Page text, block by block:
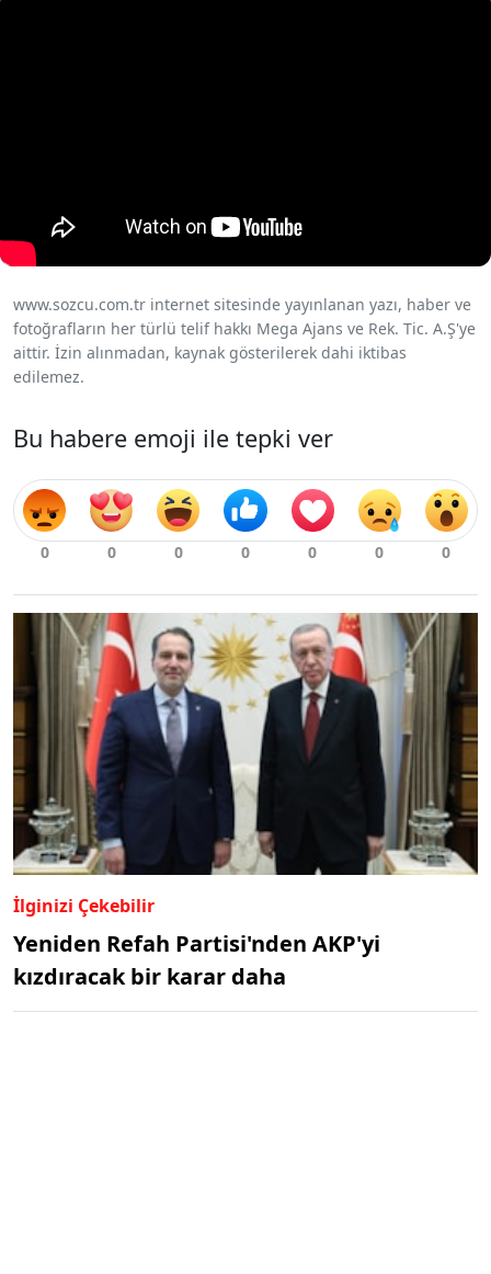
www.sozcu.com.tr internet sitesinde yayınlanan yazı, haber ve
fotoğrafların her türlü telif hakkı Mega Ajans ve Rek. Tic. A.Ş'ye
aittir. İzin alınmadan, kaynak gösterilerek dahi iktibas
edilemez.
Bu habere emoji ile tepki ver
İlginizi Çekebilir
Yeniden Refah Partisi'nden AKP'yi
kızdıracak bir karar daha